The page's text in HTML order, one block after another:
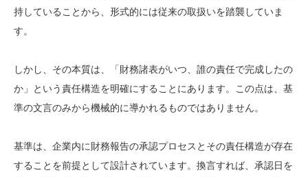
持していることから、形式的には従来の取扱いを踏襲していま
す。
しかし、その本質は、「財務諸表がいつ、誰の責任で完成したの
か」という責任構造を明確にすることにあります。この点は、基
準の文言のみから機械的に導かれるものではありません。
基準は、企業内に財務報告の承認プロセスとその責任構造が存在
することを前提として設計されています。換言すれば、承認日を